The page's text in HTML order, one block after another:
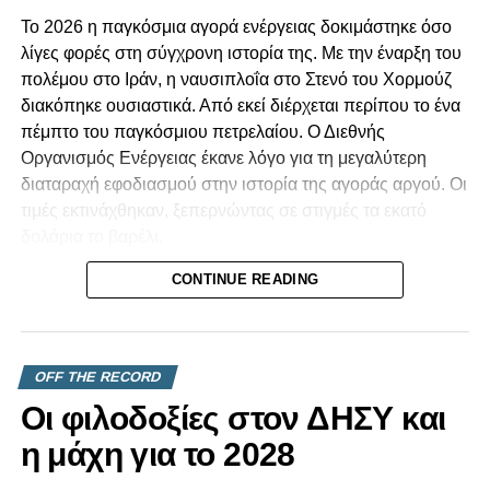
Το 2026 η παγκόσμια αγορά ενέργειας δοκιμάστηκε όσο
λίγες φορές στη σύγχρονη ιστορία της. Με την έναρξη του
πολέμου στο Ιράν, η ναυσιπλοΐα στο Στενό του Χορμούζ
διακόπηκε ουσιαστικά. Από εκεί διέρχεται περίπου το ένα
πέμπτο του παγκόσμιου πετρελαίου. Ο Διεθνής
Οργανισμός Ενέργειας έκανε λόγο για τη μεγαλύτερη
διαταραχή εφοδιασμού στην ιστορία της αγοράς αργού. Οι
τιμές εκτινάχθηκαν, ξεπερνώντας σε στιγμές τα εκατό
Για μια χώρα όπως η Κυπριακή Δημοκρατία, που
μέσω εισαγωγών, ένα τέτοιο σοκ δεν είναι μια αφηρημένη
είδηση από τα διεθνή. Το νιώθουμε. Το βλέπουμε στο
κόστος των μεταφορών, στην τιμή του ρεύματος, στο
καθημερινό καλάθι του νοικοκυριού. Οι μικρές οικονομίες
που εξαρτώνται πλήρως από εισαγωγές είναι εκείνες που
εκτίθενται πρώτες και πιο σκληρά.
CONTINUE READING
OFF THE RECORD
Οι φιλοδοξίες στον ΔΗΣΥ και
η μάχη για το 2028